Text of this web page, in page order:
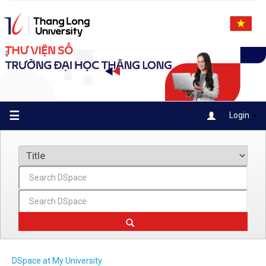
navigation
☰ Login
DSpace at My University